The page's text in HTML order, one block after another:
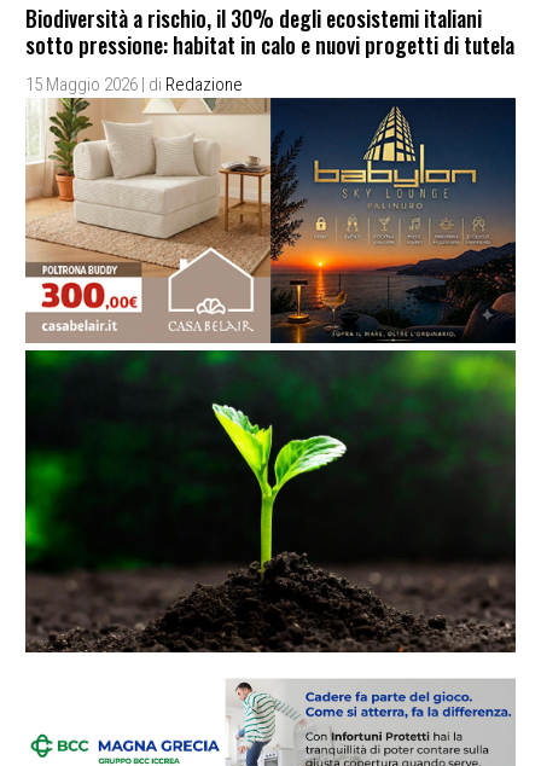
Biodiversità a rischio, il 30% degli ecosistemi italiani
sotto pressione: habitat in calo e nuovi progetti di tutela
15 Maggio 2026 | di Redazione